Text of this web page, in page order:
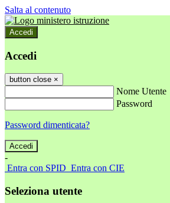
Salta al contenuto
Accedi
Accedi
button close ×
Nome Utente
Password
Password dimenticata?
-
Entra con SPID Entra con CIE
Seleziona utente